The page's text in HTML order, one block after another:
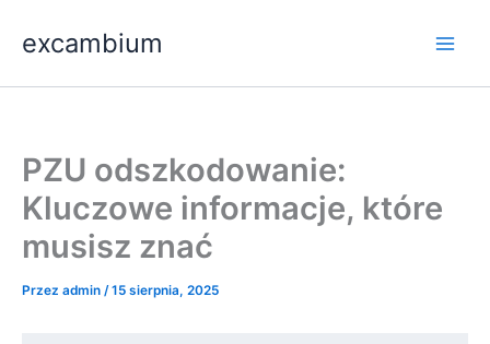
excambium
PZU odszkodowanie:
Kluczowe informacje, które
musisz znać
Przez admin /15 sierpnia, 2025